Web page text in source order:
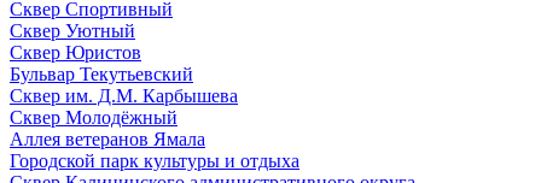
Сквер Спортивный
Сквер Уютный
Сквер Юристов
Бульвар Текутьевский
Сквер им. Д.М. Карбышева
Сквер Молодёжный
Аллея ветеранов Ямала
Городской парк культуры и отдыха